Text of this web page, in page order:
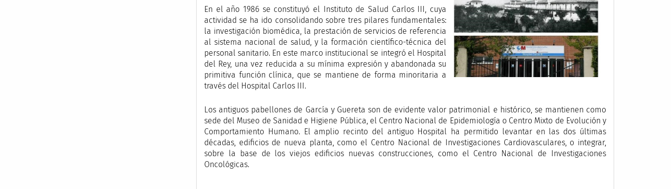
En el año 1986 se constituyó el Instituto de Salud Carlos III, cuya
actividad se ha ido consolidando sobre tres pilares fundamentales:
la investigación biomédica, la prestación de servicios de referencia
al sistema nacional de salud, y la formación científico-técnica del
personal sanitario. En este marco institucional se integró el Hospital
del Rey, una vez reducida a su mínima expresión y abandonada su
primitiva función clínica, que se mantiene de forma minoritaria a
través del Hospital Carlos III.
Los antiguos pabellones de García y Guereta son de evidente valor patrimonial e histórico, se mantienen como
sede del Museo de Sanidad e Higiene Pública, el Centro Nacional de Epidemiología o Centro Mixto de Evolución y
Comportamiento Humano. El amplio recinto del antiguo Hospital ha permitido levantar en las dos últimas
décadas, edificios de nueva planta, como el Centro Nacional de Investigaciones Cardiovasculares, o integrar,
sobre la base de los viejos edificios nuevas construcciones, como el Centro Nacional de Investigaciones
Oncológicas.